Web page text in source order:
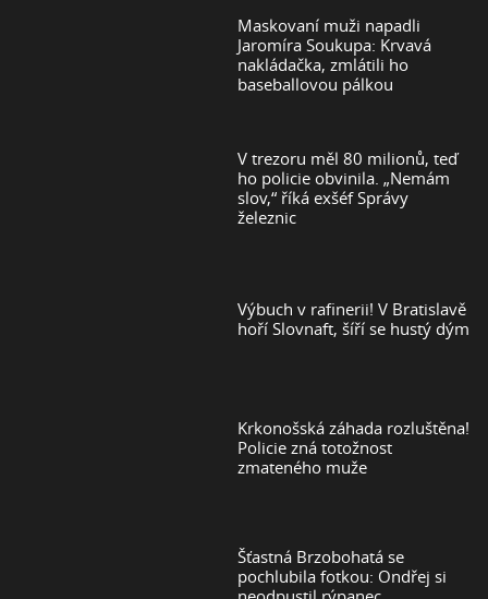
Maskovaní muži napadli
Jaromíra Soukupa: Krvavá
nakládačka, zmlátili ho
baseballovou pálkou
V trezoru měl 80 milionů, teď
ho policie obvinila. „Nemám
slov,“ říká exšéf Správy
železnic
Výbuch v rafinerii! V Bratislavě
hoří Slovnaft, šíří se hustý dým
Krkonošská záhada rozluštěna!
Policie zná totožnost
zmateného muže
Šťastná Brzobohatá se
pochlubila fotkou: Ondřej si